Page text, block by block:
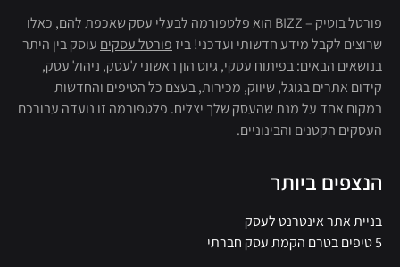
פורטל בוטיק – BIZZ הוא פלטפורמה לבעלי עסק שאכפת להם, כאלו
שרוצים לקבל מידע חדשותי ועדכני! ביז פורטל עסקים עוסק בין היתר
בנושאים הבאים: בפיתוח עסקי, גיוס הון ראשוני לעסק, ניהול עסק,
קידום אתרים בגוגל, שיווק, מכירות, בעצם כל הטיפים והחדשות
במקום אחד על מנת שהעסק שלך יצליח. פלטפורמה זו נועדה עבורכם
העסקים הקטנים והבינוניים.
הנצפים ביותר
בניית אתר אינטרנט לעסק
5 טיפים בטרם הקמת עסק חברתי